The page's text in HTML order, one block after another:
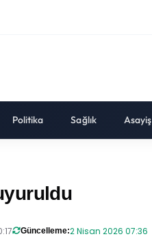
Politika Sağlık Asayiş
Güncelleme:2 Nisan 2026 07:36